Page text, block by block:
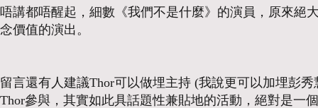
唔講都唔醒起，細數《我們不是什麼》的演員，原來絕
念價值的演出。
留言還有人建議Thor可以做埋主持 (我說更可以加埋彭
Thor參與，其實如此具話題性兼貼地的活動，絕對是一